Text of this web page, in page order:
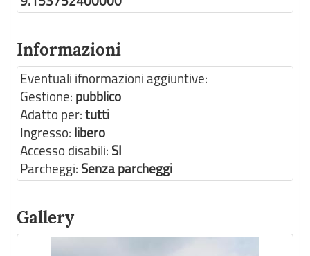
Informazioni
Eventuali ifnormazioni aggiuntive:
Gestione: pubblico
Adatto per:tutti
Ingresso: libero
Accesso disabili: SI
Parcheggi: Senza parcheggi
Gallery